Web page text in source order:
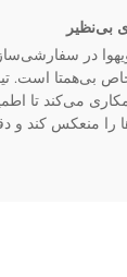
در
بی‌همتا است.
می‌کند تا
را منعکس کند و